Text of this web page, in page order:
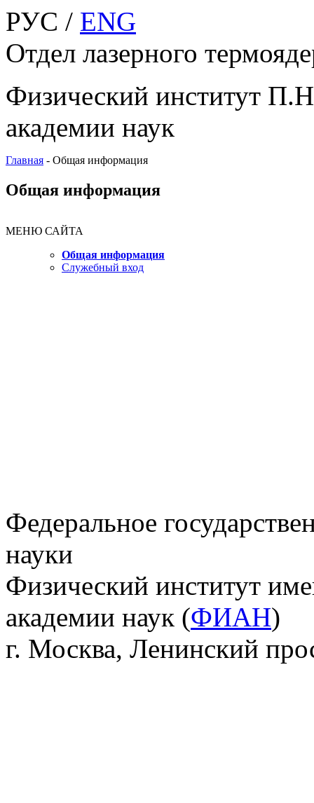
РУС / ENG
Отдел лазерного
Физический институт
академии наук
Главная - Общая информация
Общая информация
МЕНЮ САЙТА
Общая информация
Служебный вход
Федеральное
науки
Физический институт
академии наук (ФИАН)
г. Москва, Ленинский